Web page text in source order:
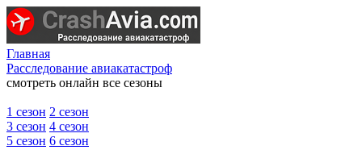
Главная
Расследование авиакатастроф
смотреть онлайн все сезоны
1 сезон 2 сезон
3 сезон 4 сезон
5 сезон 6 сезон